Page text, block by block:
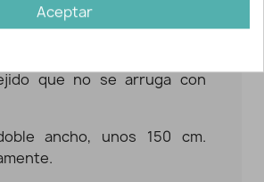
oscura aplicar un puñado de
que no se arruga con
ancho, unos 150 cm.
Aceptar